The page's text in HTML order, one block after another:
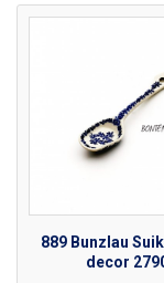
889 Bunzlau
decor